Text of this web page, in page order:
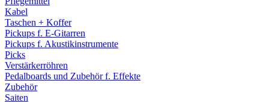
Kabel
Taschen + Koffer
Pickups f. E-Gitarren
Pickups f. Akustikinstrumente
Picks
Verstärkerröhren
Pedalboards und Zubehör f. Effekte
Zubehör
Saiten